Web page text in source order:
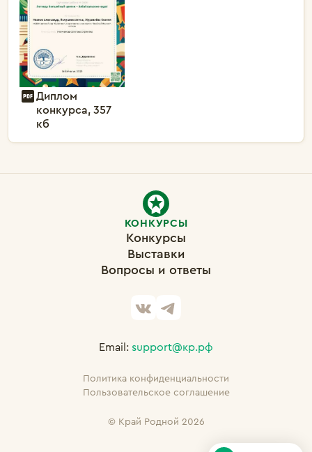
Диплом
конкурса, 357
кб
КОНКУРСЫ
Конкурсы
Выставки
Вопросы и ответы
Политика конфиденциальности
Пользовательское соглашение
Email: support@кр.рф
© Край Родной 2026